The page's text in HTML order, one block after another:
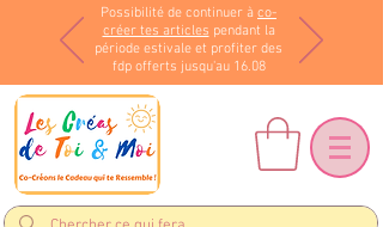
Possibilité de continuer à co-
créer tes articles pendant la
période estivale et profiter des
fdp offerts jusqu'au 16.08